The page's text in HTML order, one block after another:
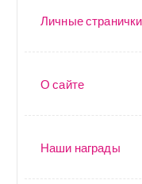
Личные
О сайте
Наши награды